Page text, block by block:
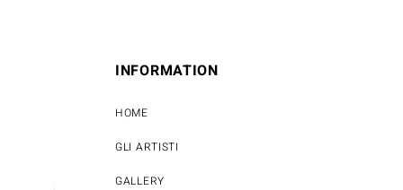
INFORMATION
HOME
GLI ARTISTI
GALLERY